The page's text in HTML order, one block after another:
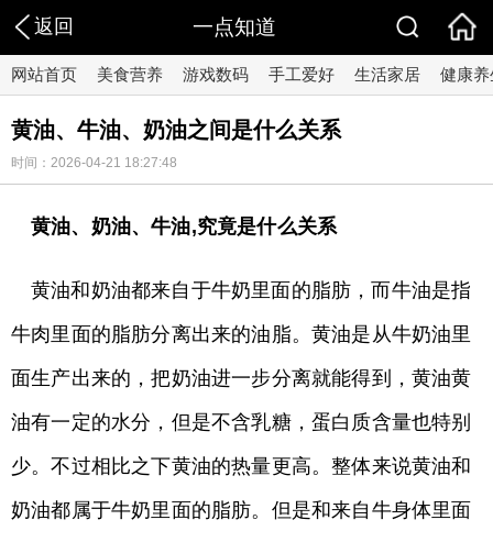
返回 一点知道
网站首页 美食营养 游戏数码 手工爱好 生活家居 健康养
黄油、牛油、奶油之间是什么关系
时间：2026-04-21 18:27:48
黄油、奶油、牛油,究竟是什么关系
黄油和奶油都来自于牛奶里面的脂肪，而牛油是指
牛肉里面的脂肪分离出来的油脂。黄油是从牛奶油里
面生产出来的，把奶油进一步分离就能得到，黄油黄
油有一定的水分，但是不含乳糖，蛋白质含量也特别
少。不过相比之下黄油的热量更高。整体来说黄油和
奶油都属于牛奶里面的脂肪。但是和来自牛身体里面